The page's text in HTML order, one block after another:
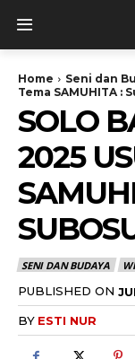
Home Seni dan
Tema SAMUHITA :
SOLO
2025
SENI DAN BUDAYA
PUBLISHED ON
BY ESTI NUR